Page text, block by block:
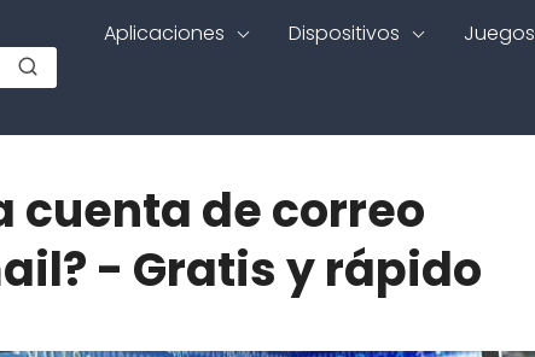
Aplicaciones Dispositivos Juegos
cuenta de correo
- Gratis y rápido